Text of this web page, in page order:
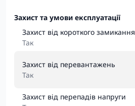
Захист та умови експлуатації
Захист від короткого замикання
Так
Захист від перевантажень
Так
Захист від перепадів напруги